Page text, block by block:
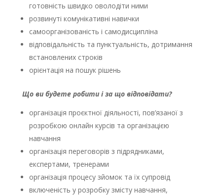
готовність швидко оволодіти ними
розвинуті комунікативні навички
самоорганізованість і самодисципліна
відповідальність та пунктуальність, дотримання
встановлених строків
орієнтація на пошук рішень
Що ви будете робити і за що відповідати?
організація проєктної діяльності, пов’язаної з
розробкою онлайн курсів та організацією
навчання
організація переговорів з підрядниками,
експертами, тренерами
організація процесу зйомок та їх супровід
включеність у розробку змісту навчання,